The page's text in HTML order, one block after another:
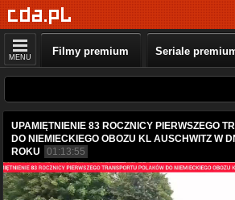
MENU Filmy premium Seriale
UPAMIĘTNIENIE 83 ROCZNICY PIERWSZEGO
DO NIEMIECKIEGO OBOZU KL AUSCHWITZ W
ROKU
01:13:55